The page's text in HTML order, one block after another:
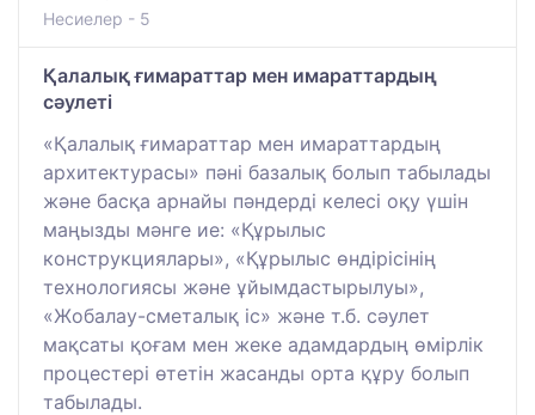
Несиелер - 5
Қалалық ғимараттар мен имараттардың
сәулеті
«Қалалық ғимараттар мен имараттардың
архитектурасы» пәні базалық болып табылады
және басқа арнайы пәндерді келесі оқу үшін
маңызды мәнге ие: «Құрылыс
конструкциялары», «Құрылыс өндірісінің
технологиясы және ұйымдастырылуы»,
«Жобалау-сметалық іс» және т.б. сәулет
мақсаты қоғам мен жеке адамдардың өмірлік
процестері өтетін жасанды орта құру болып
табылады.